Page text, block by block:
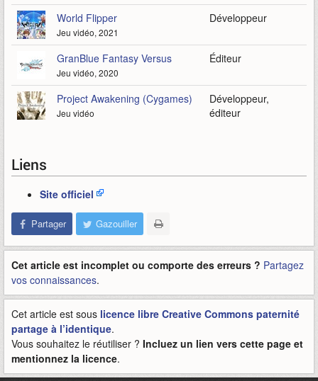
World Flipper
Jeu vidéo, 2021
Développeur
GranBlue Fantasy Versus
Jeu vidéo, 2020
Éditeur
Project Awakening (Cygames)
Jeu vidéo
Développeur,
éditeur
Liens
Site officiel
Partager Gazouiller
Cet article est incomplet ou comporte des erreurs ? Partagez
vos connaissances.
Cet article est sous licence libre Creative Commons paternité
partage à l’identique.
Vous souhaitez le réutiliser ? Incluez un lien vers cette page et
mentionnez la licence.